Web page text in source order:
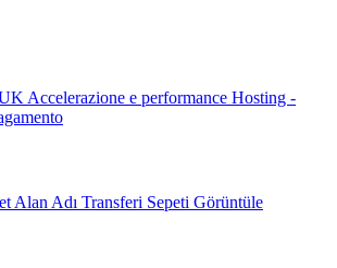
Accelerazione e performance Hosting -
Alan Adı Transferi Sepeti Görüntüle